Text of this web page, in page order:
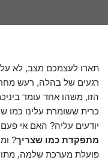
תארו לעצמכם מצב, לא
רגעים של בהלה, רעש
הזו, משהו אחד עומד
כרית ששומרת עלינו כמו
יודעים עליה? האם אי
מתפקדת כמו שצריך?
פועלת מערכת שלמה,